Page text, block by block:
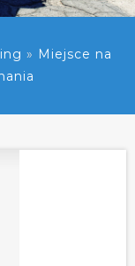
» Miejsce na